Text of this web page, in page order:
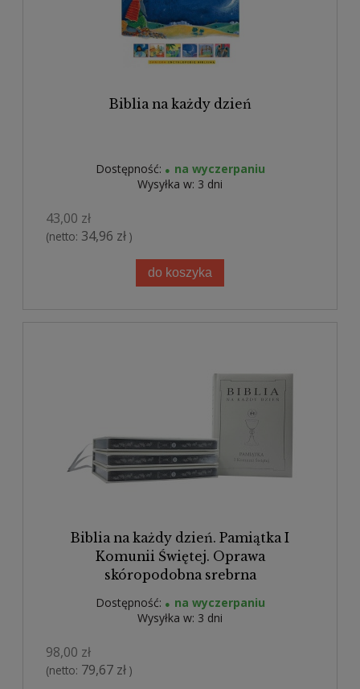
Biblia na każdy dzień
Dostępność:
na wyczerpaniu
Wysyłka w: 3 dni
43,00 zł
(netto: 34,96 zł )
do koszyka
Biblia na każdy dzień. Pamiątka I
Komunii Świętej. Oprawa
skóropodobna srebrna
Dostępność:
na wyczerpaniu
Wysyłka w: 3 dni
98,00 zł
(netto: 79,67 zł )